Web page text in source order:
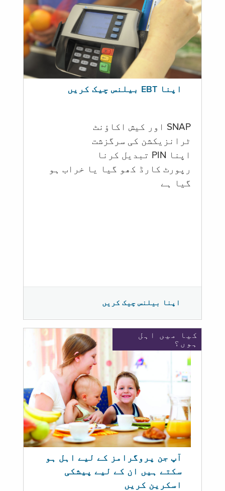
اپنا EBT بیلنس چیک کریں
SNAP اور کیش اکاؤنٹ
ٹرانزیکشن کی سرگزشت
اپنا PIN تبدیل کرنا
رپورٹ کارڈ کھو گیا یا خراب ہو
گيا ہے
اپنا بیلنس چیک کریں
کیا میں اہل
ہوں؟
آپ جن پروگرامز کے لیے اہل ہو
سکتے ہیں ان کے لیے پیشکی
اسکرین کریں